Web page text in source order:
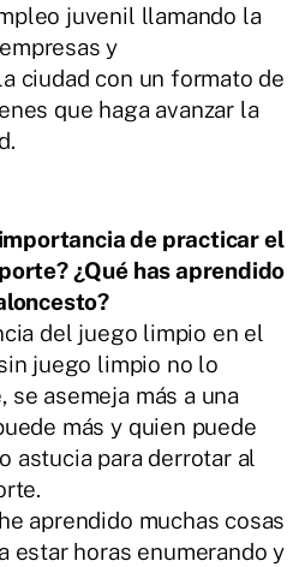
juvenil llamando la
y
ciudad con un formato de
que haga avanzar la
de practicar el
¿Qué has aprendido
del juego limpio en el
juego limpio no lo
asemeja más a una
más y quien puede
astucia para derrotar al
aprendido muchas cosas
estar horas enumerando y